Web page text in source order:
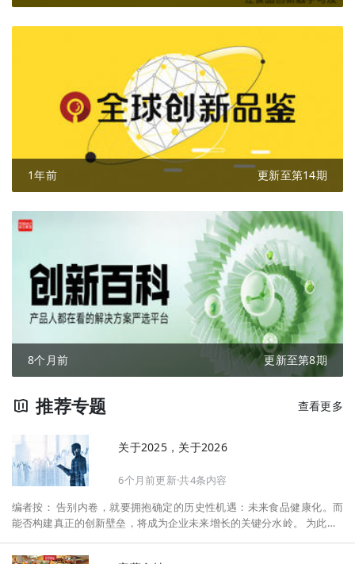
1年前 更新至第14期
8个月前 更新至第8期
推荐专题 查看更多
关于2025，关于2026
6个月前更新·共4条内容
编者按： 告别内卷，就要拥抱确定的历史性机遇：未来食品健康化。而
能否构建真正的创新壁垒，将成为企业未来增长的关键分水岭。 为此，F
将以“创新产品”透视“未来机会”，以全球视野探寻中国机遇、增长解法，